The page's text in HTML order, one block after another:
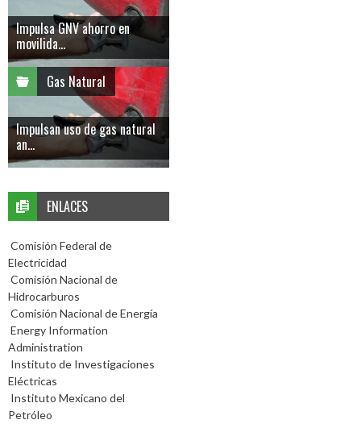
Impulsa GNV ahorro en
movilida...
Gas Natural
Impulsan uso de gas natural
an...
ENLACES
Comisión Federal de
Electricidad
Comisión Nacional de
Hidrocarburos
Comisión Nacional de Energía
Energy Information
Administration
Instituto de Investigaciones
Eléctricas
Instituto Mexicano del
Petróleo